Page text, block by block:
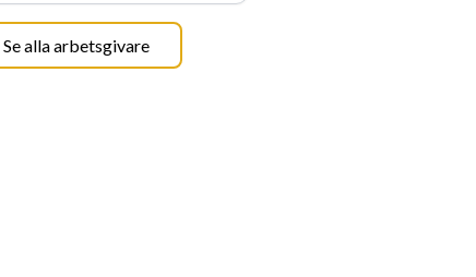
Se alla arbetsgivare